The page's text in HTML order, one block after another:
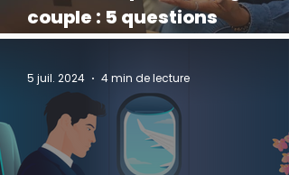
couple : 5 questions
essentielles
5 juil. 2024 4 min de lecture